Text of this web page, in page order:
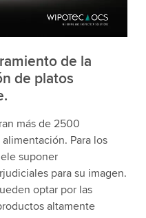
de la
de platos
más de 2500
Para los
suponer
para su imagen.
optar por las
altamente